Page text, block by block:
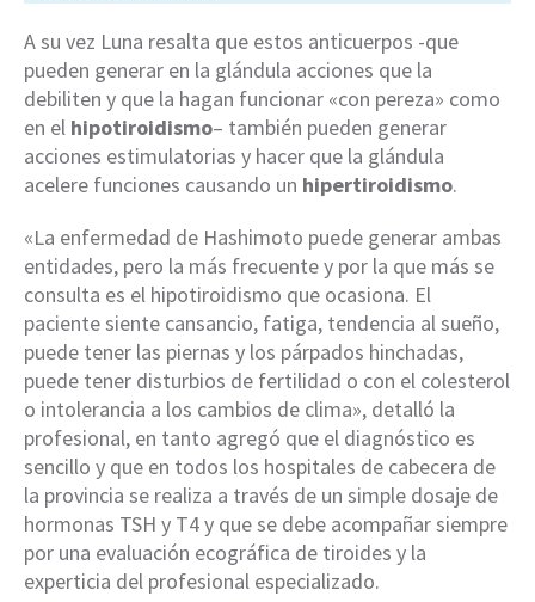
A su vez Luna resalta que estos anticuerpos -que
pueden generar en la glándula acciones que la
debiliten y que la hagan funcionar «con pereza» como
en el hipotiroidismo– también pueden generar
acciones estimulatorias y hacer que la glándula
acelere funciones causando un hipertiroidismo.
«La enfermedad de Hashimoto puede generar ambas
entidades, pero la más frecuente y por la que más se
consulta es el hipotiroidismo que ocasiona. El
paciente siente cansancio, fatiga, tendencia al sueño,
puede tener las piernas y los párpados hinchadas,
puede tener disturbios de fertilidad o con el colesterol
o intolerancia a los cambios de clima», detalló la
profesional, en tanto agregó que el diagnóstico es
sencillo y que en todos los hospitales de cabecera de
la provincia se realiza a través de un simple dosaje de
hormonas TSH y T4 y que se debe acompañar siempre
por una evaluación ecográfica de tiroides y la
experticia del profesional especializado.